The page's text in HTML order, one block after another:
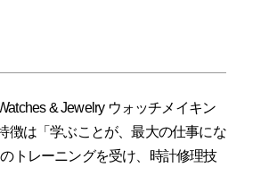
& Jewelry ウォッチメイキン
徴は「学ぶことが、最大の仕事にな
トレーニングを受け、時計修理技